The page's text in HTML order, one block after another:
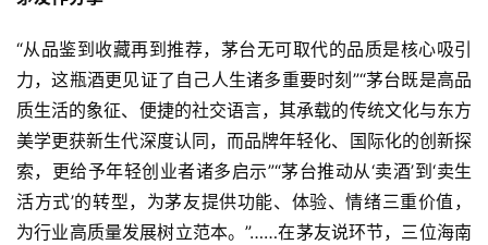
“从品鉴到收藏再到推荐，茅台无可取代的品质是核心吸引
力，这瓶酒更见证了自己人生诸多重要时刻”“茅台既是高品
质生活的象征、便捷的社交语言，其承载的传统文化与东方
美学更获新生代深度认同，而品牌年轻化、国际化的创新探
索，更给予年轻创业者诸多启示”“茅台推动从‘卖酒’到‘卖生
活方式’的转型，为茅友提供功能、体验、情绪三重价值，
为行业高质量发展树立范本。”……在茅友说环节，三位海南